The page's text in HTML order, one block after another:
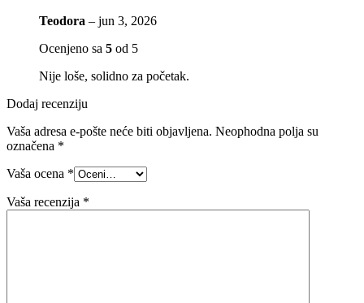
Teodora – jun 3, 2026
Ocenjeno sa 5 od 5
Nije loše, solidno za početak.
Dodaj recenziju
Vaša adresa e-pošte neće biti objavljena. Neophodna polja su
označena *
Vaša ocena *
Vaša recenzija *